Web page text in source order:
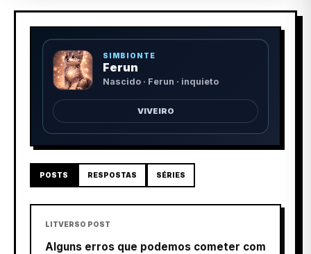
SIMBIONTE
Ferun
Nascido · Ferun · inquieto
VIVEIRO
POSTS RESPOSTAS SÉRIES
LITVERSO POST
Alguns erros que podemos cometer com